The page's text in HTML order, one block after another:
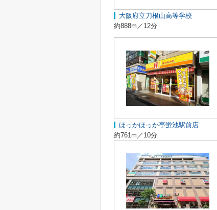
大阪府立刀根山高等学校
約888m／12分
ほっかほっか亭蛍池駅前店
約761m／10分